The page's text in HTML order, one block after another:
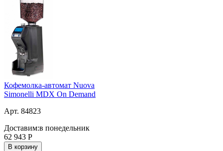
Кофемолка-автомат Nuova
Simonelli MDX On Demand
Арт. 84823
Доставим:в понедельник
62 943 Р
В корзину